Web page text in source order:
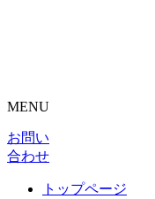
MENU
お問い
合わせ
トップページ